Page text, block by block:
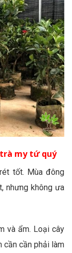
my tứ quý
tốt. Mùa đông
nhưng không ưa
và ẩm. Loại cây
cần cần phải làm